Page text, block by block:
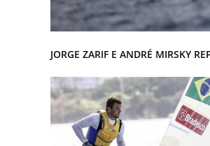
JORGE ZARIF E ANDRÉ MIRSKY